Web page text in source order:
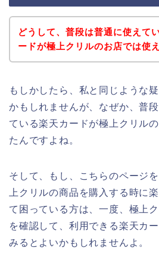
どうして、普段は普通に使えて
ードが極上クリルのお店では使
もしかしたら、私と同じような
かもしれませんが、なぜか、普
ている楽天カードが極上クリル
たんですよね。
そして、もし、こちらのページ
上クリルの商品を購入する時に
て困っている方は、一度、極上
を確認して、利用できる楽天カ
みるとよいかもしれませんよ。